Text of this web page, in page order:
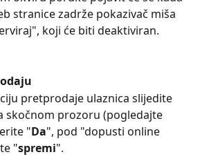
stranice zadrže pokazivač miša
koji će biti deaktiviran.
pretprodaje ulaznica slijedite
skočnom prozoru (pogledajte
"Da", pod "dopusti online
"spremi".